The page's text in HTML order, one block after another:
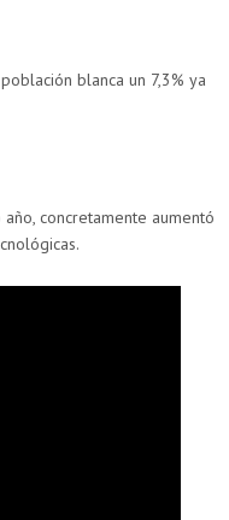
blanca un 7,3% ya
concretamente aumentó